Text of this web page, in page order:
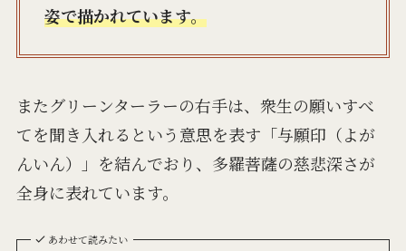
姿で描かれています。
またグリーンターラーの右手は、衆生の願いすべ
てを聞き入れるという意思を表す「与願印（よが
んいん）」を結んでおり、多羅菩薩の慈悲深さが
全身に表れています。
あわせて読みたい